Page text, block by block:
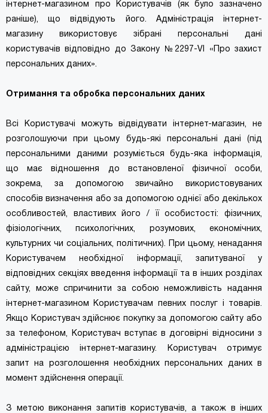
інтернет-магазином про Користувачів (як було зазначено
раніше), що відвідують його. Адміністрація інтернет-
магазину використовує зібрані персональні дані
користувачів відповідно до Закону №2297-VI «Про захист
персональних даних».
Отримання та обробка персональних даних
Всі Користувачі можуть відвідувати інтернет-магазин, не
розголошуючи при цьому будь-які персональні дані (під
персональними даними розуміється будь-яка інформація,
що має відношення до встановленої фізичної особи,
зокрема, за допомогою звичайно використовуваних
способів визначення або за допомогою однієї або декількох
особливостей, властивих його / її особистості: фізичних,
фізіологічних, психологічних, розумових, економічних,
культурних чи соціальних, політичних). При цьому, ненадання
Користувачем необхідної інформації, запитуваної у
відповідних секціях введення інформації та в інших розділах
сайту, може спричинити за собою неможливість надання
інтернет-магазином Користувачам певних послуг і товарів.
Якщо Користувач здійснює покупку за допомогою сайту або
за телефоном, Користувач вступає в договірні відносини з
адміністрацією інтернет-магазину. Користувач отримує
запит на розголошення необхідних персональних даних в
момент здійснення операції.
З метою виконання запитів користувачів, а також в інших